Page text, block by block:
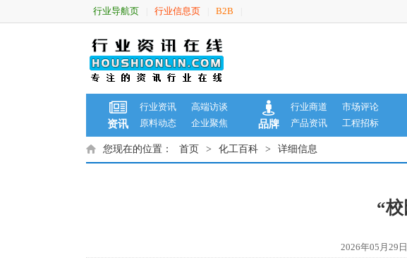
行业导航页 行业信息页 B2B
资讯
行业资讯
高端访谈
原料动态
企业聚焦 品牌
行业商道
市场评论
产品资讯
工程招标
您现在的位置： 首页 > 化工百科 > 详细信息
“
2026年05月